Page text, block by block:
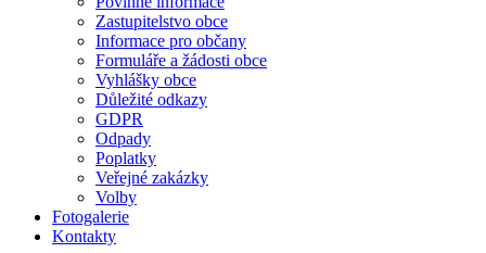
Zastupitelstvo obce
Informace pro občany
Formuláře a žádosti obce
Vyhlášky obce
Důležité odkazy
GDPR
Odpady
Poplatky
Veřejné zakázky
Volby
Fotogalerie
Kontakty